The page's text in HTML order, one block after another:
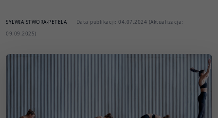
SYLWIA STWORA-PETELA
Data publikacji: 04.07.2024 (Aktualizacja:
09.09.2025)